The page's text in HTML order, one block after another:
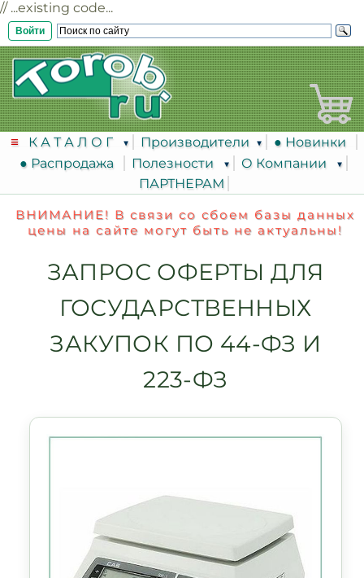
// ...existing code...
Войти
К А Т А Л О Г Производители
● Новинки
● Распродажа
Полезности
О Компании
ПАРТНЕРАМ
ВНИМАНИЕ! В связи со сбоем базы данных
цены на сайте могут быть не актуальны!
ЗАПРОС ОФЕРТЫ ДЛЯ
ГОСУДАРСТВЕННЫХ
ЗАКУПОК ПО 44-ФЗ И
223-ФЗ